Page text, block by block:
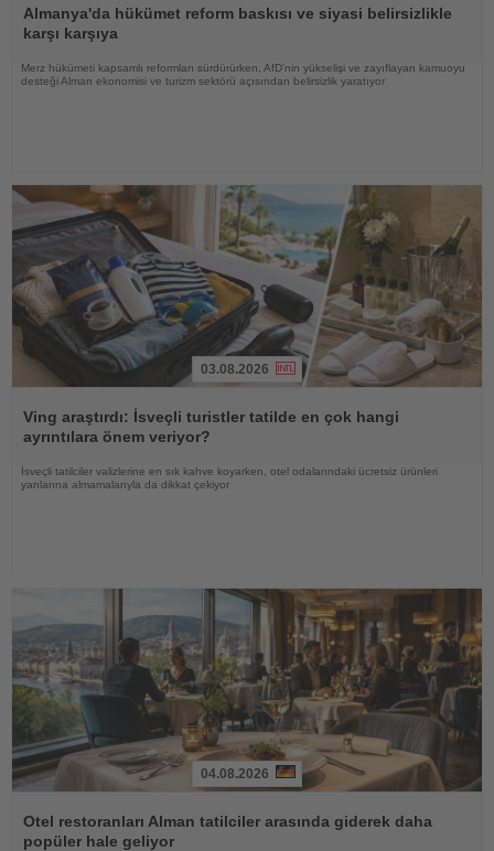
Oku
Almanya'da hükümet reform baskısı ve siyasi belirsizlikle
karşı karşıya
Merz hükümeti kapsamlı reformları sürdürürken, AfD'nin yükselişi ve zayıflayan kamuoyu
desteği Alman ekonomisi ve turizm sektörü açısından belirsizlik yaratıyor
Oku
03.08.2026
Ving araştırdı: İsveçli turistler tatilde en çok hangi
ayrıntılara önem veriyor?
İsveçli tatilciler valizlerine en sık kahve koyarken, otel odalarındaki ücretsiz ürünleri
yanlarına almamalarıyla da dikkat çekiyor
Oku
04.08.2026
Otel restoranları Alman tatilciler arasında giderek daha
popüler hale geliyor